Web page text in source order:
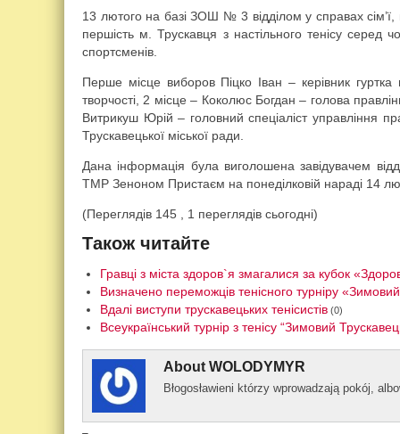
13 лютого на базі ЗОШ № 3 відділом у справах
першість м. Трускавця з настільного тенісу серед
спортсменів.
Перше місце виборов Піцко Іван – керівник гуртка
творчості, 2 місце – Коколюс Богдан – голова
Витрикуш Юрій – головний спеціаліст управління
Трускавецької міської ради.
Дана інформація була виголошена завідувачем
ТМР Зеноном Пристаєм на понеділковій нараді 14
(Переглядів 145 , 1 переглядів сьогодні)
Також читайте
Гравці з міста здоров`я змагалися за кубок
Визначено переможців тенісного турніру
Вдалі виступи трускавецьких тенісистів (0)
Всеукраїнський турнір з тенісу “Зимовий
About WOLODYMYR
Błogos­ławieni którzy wprowad­zają pokój,